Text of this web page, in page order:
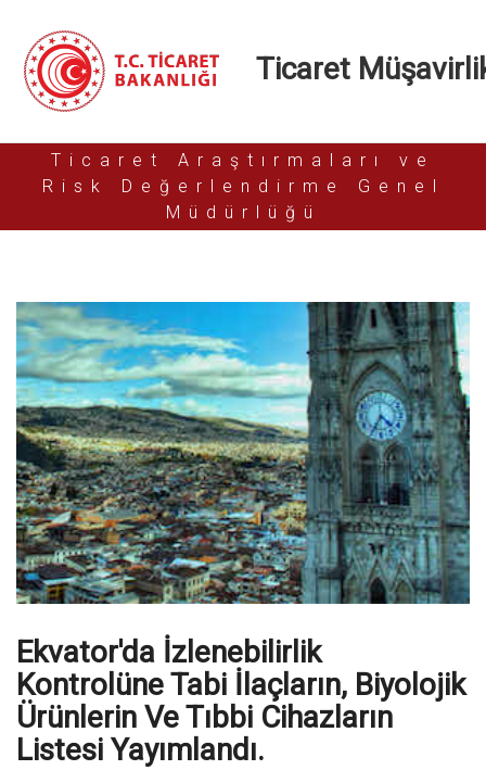
Ticaret
Ticaret Araştırmaları ve
Risk Değerlendirme Genel
Müdürlüğü
Ekvator'da İzlenebilirlik
Kontrolüne Tabi İlaçların, Biyolojik
Ürünlerin Ve Tıbbi Cihazların
Listesi Yayımlandı.